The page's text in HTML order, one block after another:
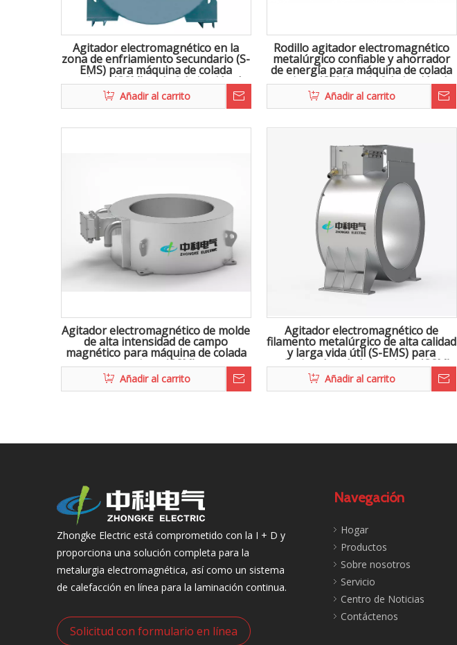
Agitador electromagnético en la
zona de enfriamiento secundario (S-
EMS) para máquina de colada
continua (CCM) en la fabricación de
acero
Añadir al carrito
Rodillo agitador electromagnético
metalúrgico confiable y ahorrador
de energía para máquina de colada
continua (CCM) en la fabricación de
acero
Añadir al carrito
Agitador electromagnético de molde
de alta intensidad de campo
magnético para máquina de colada
continua (CCM)
Añadir al carrito
Agitador electromagnético de
filamento metalúrgico de alta calidad
y larga vida útil (S-EMS) para
máquina de colada continua (CCM)
en la fabricación de acero
Añadir al carrito
Zhongke Electric está comprometido con la I + D y
proporciona una solución completa para la
metalurgia electromagnética, así como un sistema
de calefacción en línea para la laminación continua.
Solicitud con formulario en línea
Navegación
Hogar
Productos
Sobre nosotros
Servicio
Centro de Noticias
Contáctenos